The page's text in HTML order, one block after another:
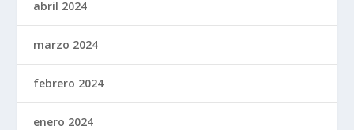
abril 2024
marzo 2024
febrero 2024
enero 2024